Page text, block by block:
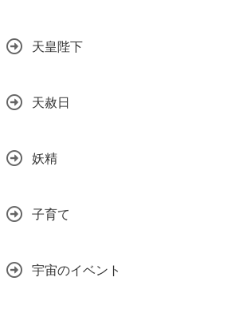
天皇陛下
天赦日
妖精
子育て
宇宙のイベント